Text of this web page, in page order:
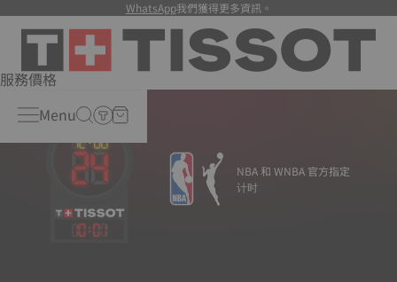
WhatsApp我們獲得更多資訊。
服務價格
Menu
10:01
NBA 和 WNBA 官方指定
计时